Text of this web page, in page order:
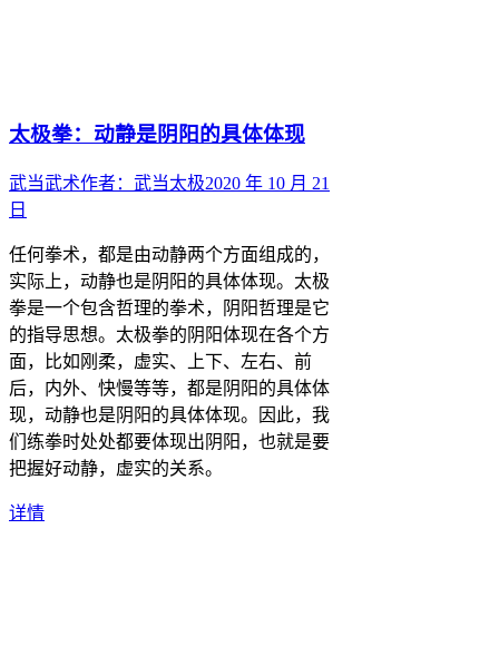
太极拳：动静是阴阳的具体体现
武当武术作者： 武当太极2020 年 10 月 21
日
任何拳术，都是由动静两个方面组成的，
实际上，动静也是阴阳的具体体现。太极
拳是一个包含哲理的拳术，阴阳哲理是它
的指导思想。太极拳的阴阳体现在各个方
面，比如刚柔，虚实、上下、左右、前
后，内外、快慢等等，都是阴阳的具体体
现，动静也是阴阳的具体体现。因此，我
们练拳时处处都要体现出阴阳，也就是要
把握好动静，虚实的关系。
详情